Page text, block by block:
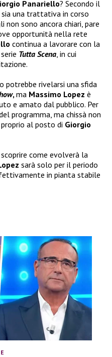
Panariello? Secondo il
sia una trattativa in corso
non sono ancora chiari, pare
opportunità nella rete
continua a lavorare con la
Tutta Scena, in cui
potrebbe rivelarsi una sfida
,ma Massimo Lopez è
e amato dal pubblico. Per
programma, ma chissà non
al posto di Giorgio
come evolverà la
sarà solo per il periodo
in pianta stabile